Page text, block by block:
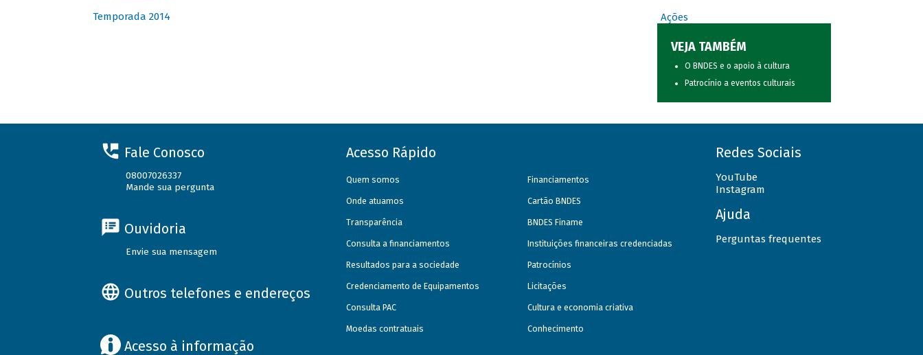
Temporada 2014 Ações
VEJA TAMBÉM
O BNDES e o apoio à cultura
Patrocínio a eventos culturais
Fale Conosco
08007026337
Mande sua pergunta
Ouvidoria
Envie sua mensagem
Outros telefones e endereços
Acesso à informação
Acesso Rápido
Quem somos
Onde atuamos
Transparência
Consulta a financiamentos
Resultados para a sociedade
Credenciamento de Equipamentos
Consulta PAC
Moedas contratuais
Financiamentos
Cartão BNDES
BNDES Finame
Instituições financeiras credenciadas
Patrocínios
Licitações
Cultura e economia criativa
Conhecimento
Redes Sociais
YouTube
Instagram
Ajuda
Perguntas frequentes